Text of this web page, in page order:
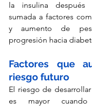
la insulina después
sumada a factores
y aumento de
progresión hacia
Factores que
riesgo futuro
El riesgo de
es mayor